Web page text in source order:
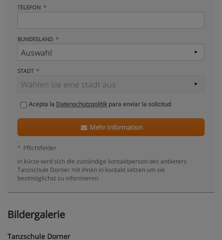
TELEFON
BUNDESLAND
STADT
Acepta la Datenschutzpolitikpara enviar la solicitud
Mehr Information
* Pflichtfelder
in kürze wird sich die zuständige kontaktperson des anbieters
Tanzschule Dorner mit ihnen in kontakt setzen um sie
bestmöglichst zu informieren
Bildergalerie
Tanzschule Dorner